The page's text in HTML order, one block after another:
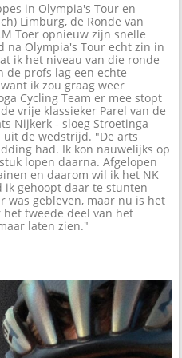
in Olympia's Tour en
Limburg, de Ronde van
Toer opnieuw zijn snelle
na Olympia's Tour echt zin in
ik het niveau van die ronde
de profs lag een echte
ik zou graag weer
Cycling Team er mee stopt
vrije klassieker Parel van de
Nijkerk - sloeg Stroetinga
de wedstrijd. "De arts
had. Ik kon nauwelijks op
lopen daarna. Afgelopen
en daarom wil ik het NK
ik gehoopt daar te stunten
was gebleven, maar nu is het
tweede deel van het
laten zien."